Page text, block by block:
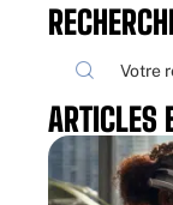
ARTICLES